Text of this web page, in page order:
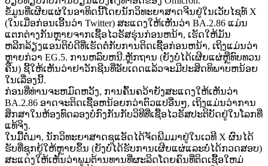
ຂໍ້ມູນທີ່ເຜີຍແຜ່ໃນອາທິດນີ້ໂດຍນັກວິທະຍາສາດຈີນຢູ່ໃນເວັບໄຊທ໌ X
(ໃນເມື່ອກ່ອນເອີ້ນວ່າ Twitter) ສະແດງໃຫ້ເຫັນວ່າ BA.2.86 ແມ່ນ
ແຕກຕ່າງກັນຫຼາຍຈາກເຊື້ອໄວຣັສຮຸ່ນກ່ອນຫນ້າ, ເຮັດໃຫ້ມັນ
ຫລີກລ້ຽງແອນຕິບໍດີທີ່ເຮັດຕໍ່ກັບການຕິດເຊື້ອກ່ອນຫນ້າ, ເຖິງແມ່ນວ່າ
ຫຼາຍກ່ວາ EG.5. ການຫລົບຫນີ.ຫຼັກຖານ (ຍັງບໍ່ໄດ້ເຜີຍແຜ່ຫຼືທົບທວນ
ຄືນ) ຊີ້ໃຫ້ເຫັນວ່າຢາວັກຊີນທີ່ອັບເດດແລ້ວຈະມີປະສິດທິພາບຫນ້ອຍ
ໃນເລື່ອງນີ້.
ກ່ອນທີ່ທ່ານຈະຫມົດຫວັງ, ການຄົ້ນຄວ້າຍັງສະແດງໃຫ້ເຫັນວ່າ
BA.2.86 ອາດຈະຕິດເຊື້ອຫນ້ອຍກວ່າຕົວແປອື່ນໆ, ເຖິງແມ່ນວ່າການ
ສຶກສາໃນຫ້ອງທົດລອງບໍ່ກົງກັນກັບວິທີທີ່ເຊື້ອໄວຣັສປະຕິບັດຢູ່ໃນໂລກທີ່
ແທ້ຈິງ.
ໃນມື້ຕໍ່ມາ, ນັກວິທະຍາສາດຊູແອັດໄດ້ຈັດພີມມາຢູ່ໃນເວທີ X ຜົນໄດ້
ຮັບທີ່ຊຸກຍູ້ໃຫ້ຫຼາຍຂຶ້ນ (ຍັງບໍ່ໄດ້ຮັບການເຜີຍແຜ່ແລະບໍ່ໄດ້ກວດສອບ)
ສະແດງໃຫ້ເຫັນວ່າພູມຕ້ານທານທີ່ຜະລິດໂດຍຄົນທີ່ຕິດເຊື້ອໃຫມ່